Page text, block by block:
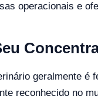
operacionais e
geralmente
reconhecido no